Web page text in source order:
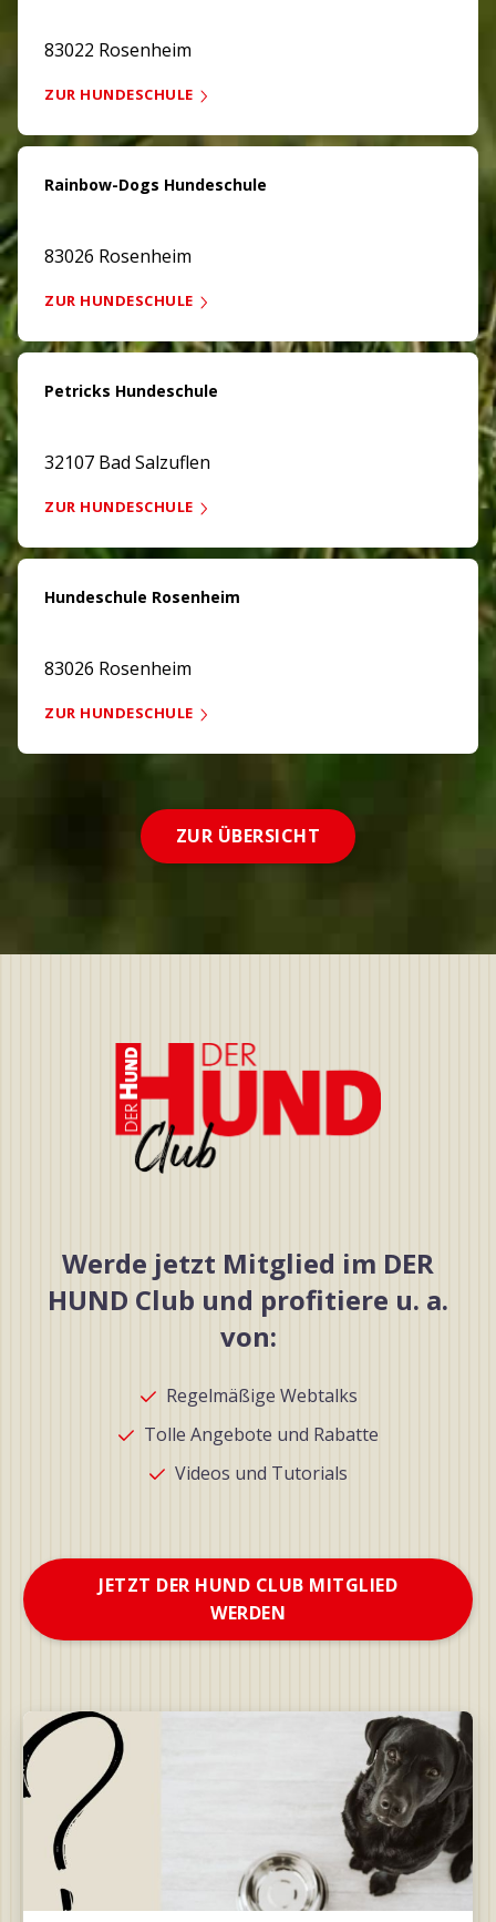
83022 Rosenheim
ZUR HUNDESCHULE
Rainbow-Dogs Hundeschule
83026 Rosenheim
ZUR HUNDESCHULE
Petricks Hundeschule
32107 Bad Salzuflen
ZUR HUNDESCHULE
Hundeschule Rosenheim
83026 Rosenheim
ZUR HUNDESCHULE
ZUR ÜBERSICHT
Werde jetzt Mitglied im DER
HUND Club und profitiere u. a.
von:
Regelmäßige Webtalks
Tolle Angebote und Rabatte
Videos und Tutorials
JETZT DER HUND CLUB MITGLIED
WERDEN